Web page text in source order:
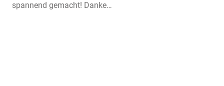
spannend gemacht! Danke…